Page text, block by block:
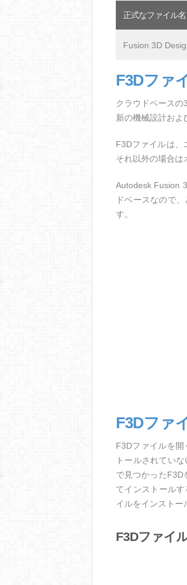
正式なファイル名
Fusion 3D
F3Dファ
クラウドベース
新の機械設計およ
F3Dファイルは、
それ以外の場合は
Autodesk Fusion
ドベースなので
す。
F3Dファ
F3Dファイルを
トールされてい
で見つかったF3D
てインストール
イルをインストー
F3Dファイ